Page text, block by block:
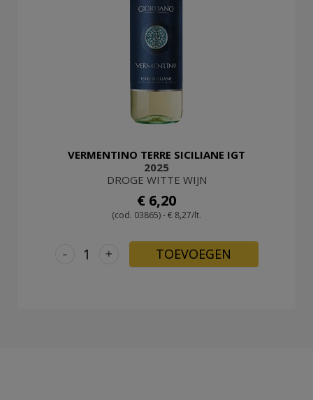
VERMENTINO TERRE SICILIANE IGT
2025
DROGE WITTE WIJN
€ 6,20
(cod. 03865) - € 8,27/lt.
+
- TOEVOEGEN